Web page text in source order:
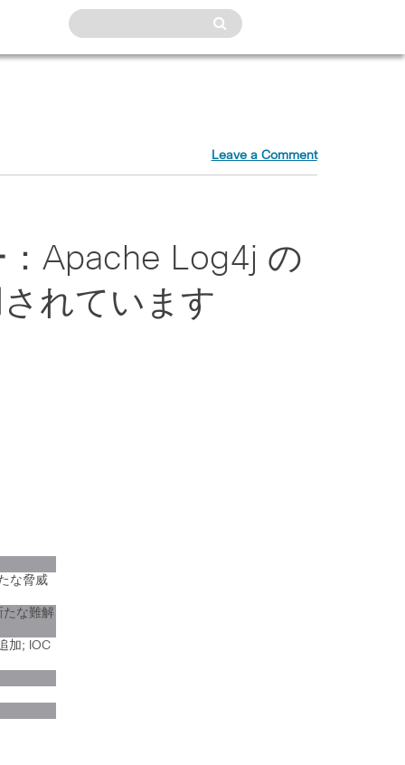
Leave a Comment
Apache Log4j の
れています
な脅威
たな難解
加; IOC